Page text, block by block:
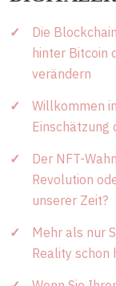
Die
hinter Bitcoin
verändern
Willkommen
Einschätzung
Der NFT-
Revolution
unserer Zeit?
Mehr als nur
Reality schon